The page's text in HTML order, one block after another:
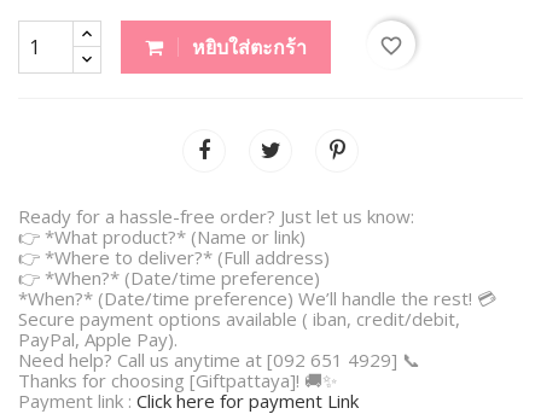
หยิบใส่ตะกร้า favorite_border
Ready for a hassle-free order? Just let us know:
👉 *What product?* (Name or link)
👉 *Where to deliver?* (Full address)
👉 *When?* (Date/time preference)
*When?* (Date/time preference) We’ll handle the rest! 💳
Secure payment options available ( iban, credit/debit,
PayPal, Apple Pay).
Need help? Call us anytime at [092 651 4929] 📞
Thanks for choosing [Giftpattaya]! 🚚✨
Payment link : Click here for payment Link